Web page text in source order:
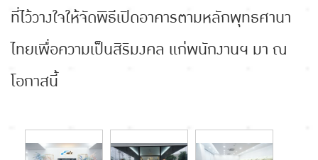
ที่ไว้วางใจให้จัดพิธีเปิดอาคารตามหลักพุทธศานา
ไทยเพื่อความเป็นสิริมงคล แก่พนักงานฯ มา ณ
โอกาสนี้